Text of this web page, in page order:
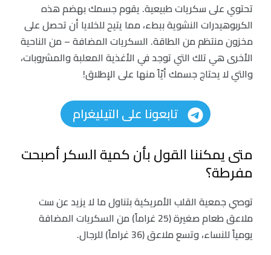
تحتوي على سكريات طبيعية. يقوم جسمك بهضم هذه
الكربوهيدرات النشوية ببطء، مما يتيح للخلايا أن تحصل على
مخزون منتظم من الطاقة. السكريات المضافة – من الناحية
الأخرى هي تلك التي توجد في الأغذية المعلبة والمشروبات،
والتي لا يحتاج جسمك أيّاً منها على الإطلاق!
تابعونا على التيليغرام
متى يمكننا القول بأن كمية السكر أصبحت
مفرطة؟
توصي جمعية القلب الأمريكية بتناول ما لا يزيد عن ست
ملاعق طعام صغيرة (25 غراماً) من السكريات المضافة
يومياً للنساء، وتسع ملاعق (36 غراماً) للرجال.